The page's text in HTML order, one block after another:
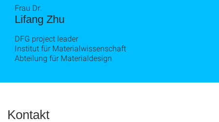
Lifang Zhu
Frau Dr.
DFG project leader
Institut für Materialwissenschaft
Abteilung für Materialdesign
Kontakt